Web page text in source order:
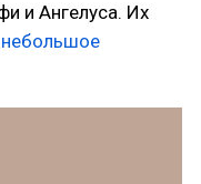
и Ангелуса. Их